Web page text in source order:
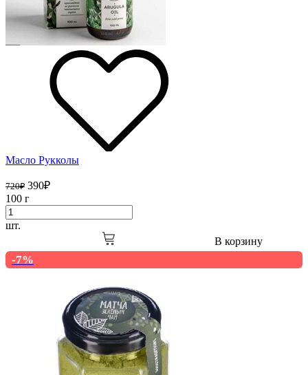
Масло Рукколы
720₽ 390₽
100 г
шт.
В корзину
-7%